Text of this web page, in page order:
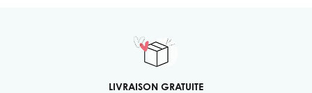
LIVRAISON GRATUITE